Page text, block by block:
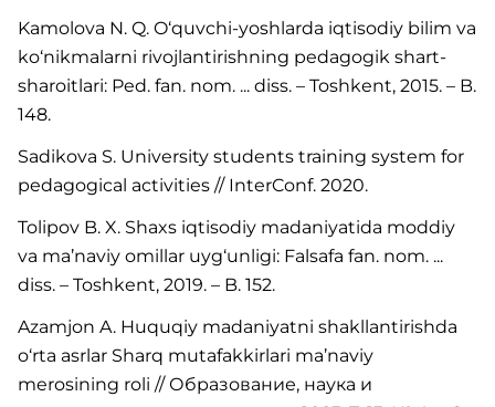
Kamolova N. Q. O‘quvchi-yoshlarda iqtisodiy bilim va
ko‘nikmalarni rivojlantirishning pedagogik shart-
sharoitlari: Ped. fan. nom. ... diss. – Toshkent, 2015. – B.
148.
Sadikova S. University students training system for
pedagogical activities // InterConf. 2020.
Tolipov B. X. Shaxs iqtisodiy madaniyatida moddiy
va ma’naviy omillar uyg‘unligi: Falsafa fan. nom. ...
diss. – Toshkent, 2019. – B. 152.
Azamjon A. Huquqiy madaniyatni shakllantirishda
o‘rta asrlar Sharq mutafakkirlari ma’naviy
merosining roli // Образование, наука и